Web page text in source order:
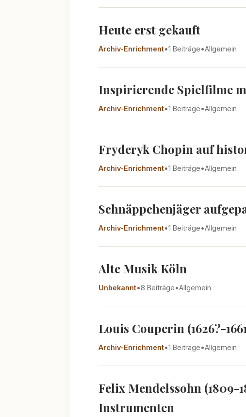
Heute erst gekauft
Archiv-Enrichment•1 Beiträge•Allgemein
Inspirierende Spielfilme
Archiv-Enrichment•1 Beiträge•Allgemein
Fryderyk Chopin auf
Archiv-Enrichment•1 Beiträge•Allgemein
Schnäppchenjäger
Archiv-Enrichment•1 Beiträge•Allgemein
Alte Musik Köln
Unbekannt•8 Beiträge•Allgemein
Louis Couperin (1626?-
Archiv-Enrichment•1 Beiträge•Allgemein
Felix Mendelssohn
Instrumenten